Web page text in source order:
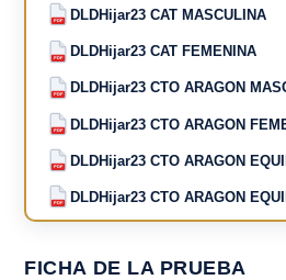
PDF DLDHijar23 CAT MASCULINA
PDF DLDHijar23 CAT FEMENINA
PDF DLDHijar23 CTO ARAGON
PDF DLDHijar23 CTO ARAGON
PDF DLDHijar23 CTO ARAGON
PDF DLDHijar23 CTO ARAGON
FICHA DE LA PRUEBA